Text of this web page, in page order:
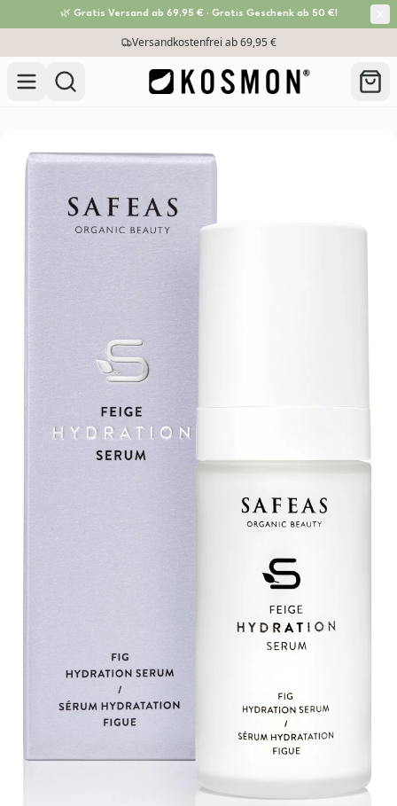
🌿 Gratis Versand ab 69,95 € · Gratis Geschenk ab 50 €!
Zum Inhalt springen30 Tage Rückgabe-Garantie